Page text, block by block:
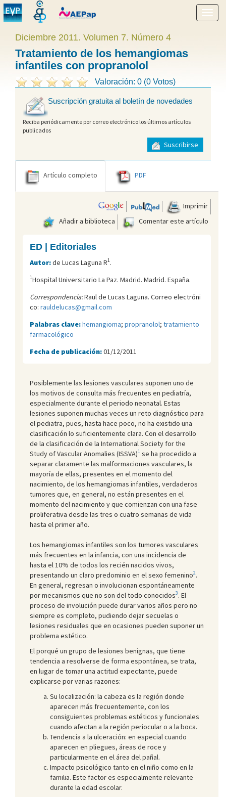
menú
Diciembre 2011. Volumen 7. Número 4
Tratamiento de los hemangiomas
infantiles con propranolol
Valoración: 0 (0 Votos)
Suscripción gratuita al boletín de novedades
Reciba periódicamente por correo electrónico los últimos artículos
publicados
Suscribirse
Artículo completo PDF
Imprimir
Añadir a biblioteca
Comentar este artículo
ED | Editoriales
Autor:de Lucas Laguna R1.
1Hospital Universitario La Paz. Madrid. Madrid. España.
Correspondencia:Raul de Lucas Laguna. Correo electróni
co: rauldelucas@gmail.com
Palabras clave:hemangioma; propranolol; tratamiento
farmacológico
Fecha de publicación:01/12/2011
Posiblemente las lesiones vasculares suponen uno de
los motivos de consulta más frecuentes en pediatría,
especialmente durante el periodo neonatal. Estas
lesiones suponen muchas veces un reto diagnóstico para
el pediatra, pues, hasta hace poco, no ha existido una
clasificación lo suficientemente clara. Con el desarrollo
de la clasificación de la International Society for the
Study of Vascular Anomalies (ISSVA)1 se ha procedido a
separar claramente las malformaciones vasculares, la
mayoría de ellas, presentes en el momento del
nacimiento, de los hemangiomas infantiles, verdaderos
tumores que, en general, no están presentes en el
momento del nacimiento y que comienzan con una fase
proliferativa desde las tres o cuatro semanas de vida
hasta el primer año.
Los hemangiomas infantiles son los tumores vasculares
más frecuentes en la infancia, con una incidencia de
hasta el 10% de todos los recién nacidos vivos,
presentando un claro predominio en el sexo femenino2.
En general, regresan o involucionan espontáneamente
por mecanismos que no son del todo conocidos3. El
proceso de involución puede durar varios años pero no
siempre es completo, pudiendo dejar secuelas o
lesiones residuales que en ocasiones pueden suponer un
problema estético.
El porqué un grupo de lesiones benignas, que tiene
tendencia a resolverse de forma espontánea, se trata,
en lugar de tomar una actitud expectante, puede
explicarse por varias razones:
Su localización: la cabeza es la región donde
aparecen más frecuentemente, con los
consiguientes problemas estéticos y funcionales
cuando afectan a la región periocular o a la boca.
Tendencia a la ulceración: en especial cuando
aparecen en pliegues, áreas de roce y
particularmente en el área del pañal.
Impacto psicológico tanto en el niño como en la
familia. Este factor es especialmente relevante
durante la edad escolar.